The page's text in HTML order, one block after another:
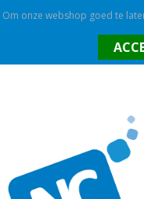
Promotietextiel
Tassen
Om onze webshop goed te